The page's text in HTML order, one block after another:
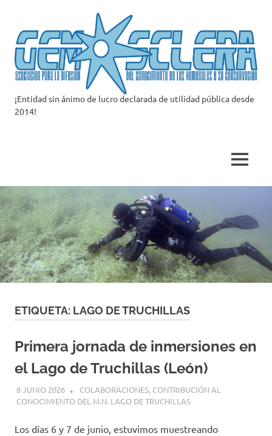
contenido
Asociación
¡Entidad sin ánimo de lucro declarada de utilidad pública desde
2014!
MENÚ
ETIQUETA: LAGO DE TRUCHILLAS
Primera jornada de inmersiones en
el Lago de Truchillas (León)
8 JUNIO 2026 GEMOSCLERA
COLABORACIONES, CONTRIBUCIÓN AL
CONOCIMIENTO DEL M.N. LAGO DE TRUCHILLAS
Los días 6 y 7 de junio, estuvimos muestreando